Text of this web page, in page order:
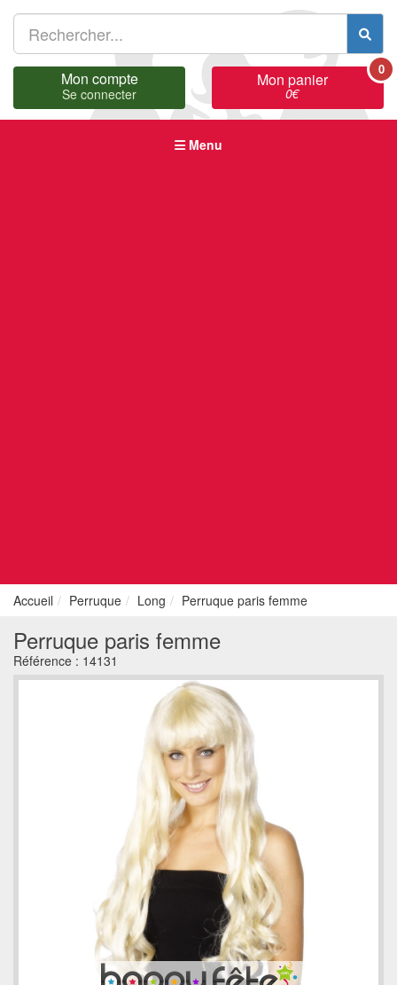
Mon compte
Se connecter
Mon panier
0€
0
Menu
Accueil Perruque Long Perruque paris femme
Perruque paris femme
Référence : 14131